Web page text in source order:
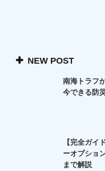
NEW POST
南海トラフ
今できる防
【完全ガイ
ーオプショ
まで解説